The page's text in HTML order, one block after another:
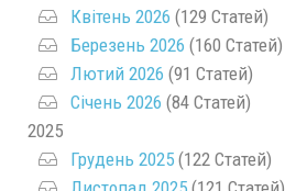
Квітень 2026 (129 Статей)
Березень 2026 (160 Статей)
Лютий 2026 (91 Статей)
Січень 2026 (84 Статей)
2025
Грудень 2025 (122 Статей)